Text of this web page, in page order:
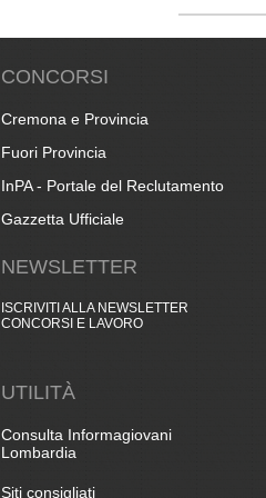
CONCORSI
Cremona e Provincia
Fuori Provincia
InPA - Portale del Reclutamento
Gazzetta Ufficiale
NEWSLETTER
ISCRIVITI ALLA NEWSLETTER
CONCORSI E LAVORO
UTILITÀ
Consulta Informagiovani
Lombardia
Siti consigliati